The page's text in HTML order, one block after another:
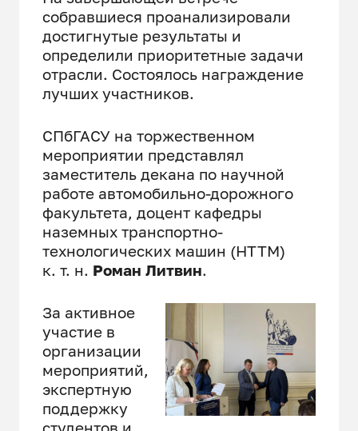
собравшиеся проанализировали
достигнутые результаты и
определили приоритетные задачи
отрасли. Состоялось награждение
лучших участников.
СПбГАСУ на торжественном
мероприятии представлял
заместитель декана по научной
работе автомобильно-дорожного
факультета, доцент кафедры
наземных транспортно-
технологических машин (НТТМ)
к. т. н. Роман Литвин.
За активное
участие в
организации
мероприятий,
экспертную
поддержку
студентов и